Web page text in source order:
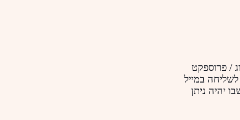
/ פרוספקט
לשליחה במייל
יהיה ניתן